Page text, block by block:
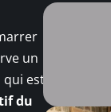
un
qui est
du